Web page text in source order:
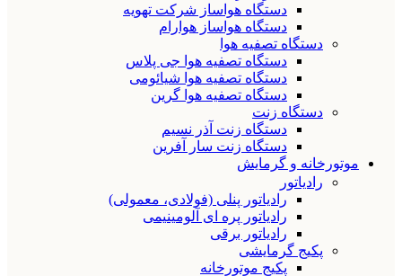
دستگاه هواساز شرکت تهویه
دستگاه هواساز هوارام
دستگاه تصفیه هوا
دستگاه تصفیه هوا جی پلاس
دستگاه تصفیه هوا شیائومی
دستگاه تصفیه هوا گرین
دستگاه زنت
دستگاه زنت آذر نسیم
دستگاه زنت سار آفرین
موتورخانه و گرمایش
رادیاتور
رادیاتور پنلی (فولادی، معمولی)
رادیاتور پره ای آلومینیمی
رادیاتور برقی
پکیج گرمایشی
پکیج موتورخانه